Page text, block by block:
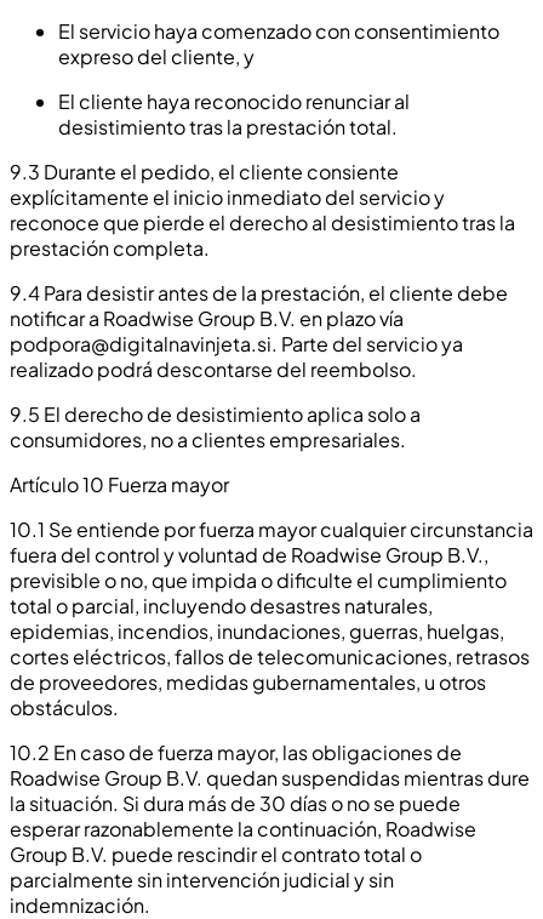
El servicio haya comenzado con consentimiento
expreso del cliente, y
El cliente haya reconocido renunciar al
desistimiento tras la prestación total.
9.3 Durante el pedido, el cliente consiente
explícitamente el inicio inmediato del servicio y
reconoce que pierde el derecho al desistimiento tras la
prestación completa.
9.4 Para desistir antes de la prestación, el cliente debe
notificar a Roadwise Group B.V. en plazo vía
podpora@digitalnavinjeta.si. Parte del servicio ya
realizado podrá descontarse del reembolso.
9.5 El derecho de desistimiento aplica solo a
consumidores, no a clientes empresariales.
Artículo 10 Fuerza mayor
10.1 Se entiende por fuerza mayor cualquier circunstancia
fuera del control y voluntad de Roadwise Group B.V.,
previsible o no, que impida o dificulte el cumplimiento
total o parcial, incluyendo desastres naturales,
epidemias, incendios, inundaciones, guerras, huelgas,
cortes eléctricos, fallos de telecomunicaciones, retrasos
de proveedores, medidas gubernamentales, u otros
obstáculos.
10.2 En caso de fuerza mayor, las obligaciones de
Roadwise Group B.V. quedan suspendidas mientras dure
la situación. Si dura más de 30 días o no se puede
esperar razonablemente la continuación, Roadwise
Group B.V. puede rescindir el contrato total o
parcialmente sin intervención judicial y sin
indemnización.